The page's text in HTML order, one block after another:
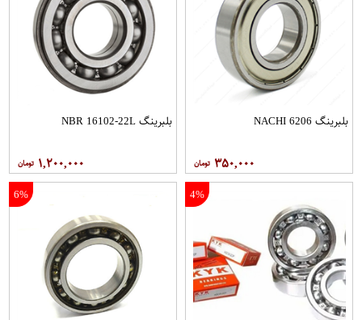
بلبرینگ 6206 NACHI
۳۵۰,۰۰۰
بلبرینگ NBR 16102-22L
۱,۲۰۰,۰۰۰
4%
6%